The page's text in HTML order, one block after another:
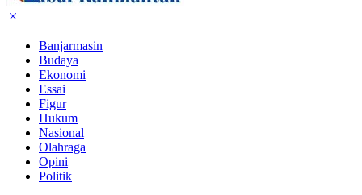
Banjarmasin
Budaya
Ekonomi
Essai
Figur
Hukum
Nasional
Olahraga
Opini
Politik